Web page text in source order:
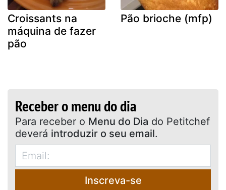
Croissants na
máquina de fazer
pão
Pão brioche (mfp)
Receber o menu do dia
Para receber o Menu do Dia do Petitchef
deverá introduzir o seu email.
Inscreva-se